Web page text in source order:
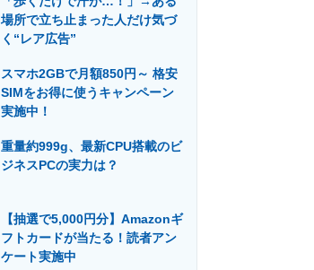
建設×テクノロジーの最前線
場所で立ち止まった人だけ気づ
く“レア広告”
スマホ2GBで月額850円～ 格安
SIMをお得に使うキャンペーン
実施中！
重量約999g、最新CPU搭載のビ
ジネスPCの実力は？
【抽選で5,000円分】Amazonギ
フトカードが当たる！読者アン
ケート実施中